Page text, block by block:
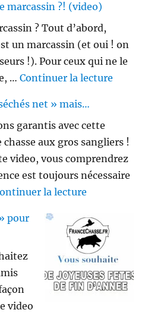
marcassin ?! (video)
? Tout d’abord,
un marcassin (et oui ! on
!). Pour ceux qui ne le
…Continuer la lecture
net » mais…
garantis avec cette
aux gros sangliers !
video, vous comprendrez
est toujours nécessaire
la lecture
pour
video